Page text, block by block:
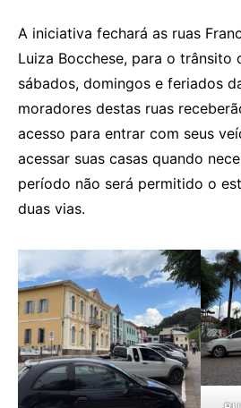
A iniciativa fechará as ruas
Luiza Bocchese, para o trânsito
sábados, domingos e feriados
moradores destas ruas
acesso para entrar com seus
acessar suas casas quando
período não será permitido o
duas vias.